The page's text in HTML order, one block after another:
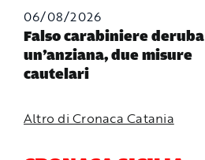
06/08/2026
Falso carabiniere deruba
un’anziana, due misure
cautelari
Altro di Cronaca Catania